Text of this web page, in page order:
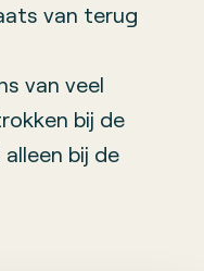
van terug
van veel
bij de
bij de